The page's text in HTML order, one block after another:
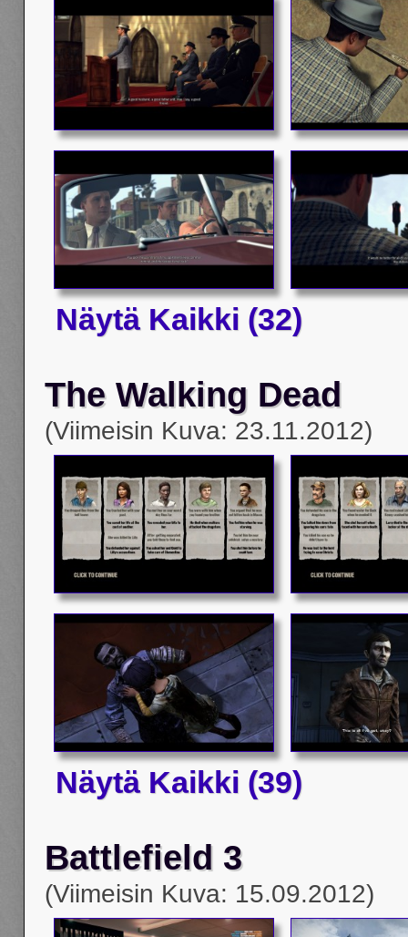
Näytä Kaikki (32)
The Walking Dead
(Viimeisin Kuva: 23.11.2012)
Näytä Kaikki (39)
Battlefield 3
(Viimeisin Kuva: 15.09.2012)